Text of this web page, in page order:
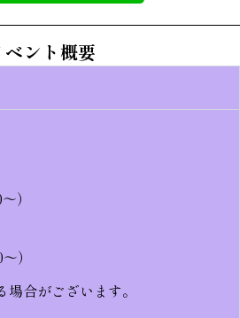
ベント概要
）
）
合がございます。